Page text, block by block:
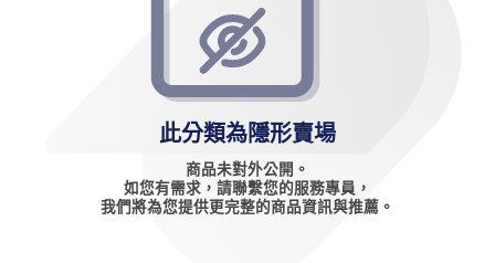
此分類為隱形賣場
商品未對外公開。
如您有需求，請聯繫您的服務專員，
我們將為您提供更完整的商品資訊與推薦。